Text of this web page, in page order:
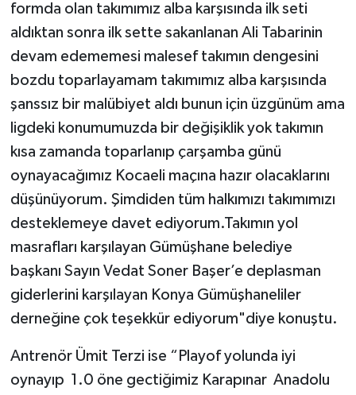
formda olan takımımız alba karşısında ilk seti
aldıktan sonra ilk sette sakanlanan Ali Tabarinin
devam edememesi malesef takımın dengesini
bozdu toparlayamam takımımız alba karşısında
şanssız bir malübiyet aldı bunun için üzgünüm ama
ligdeki konumumuzda bir değişiklik yok takımın
kısa zamanda toparlanıp çarşamba günü
oynayacağımız Kocaeli maçına hazır olacaklarını
düşünüyorum. Şimdiden tüm halkımızı takımımızı
desteklemeye davet ediyorum.Takımın yol
masrafları karşılayan Gümüşhane belediye
başkanı Sayın Vedat Soner Başer’e deplasman
giderlerini karşılayan Konya Gümüşhaneliler
derneğine çok teşekkür ediyorum"diye konuştu.
Antrenör Ümit Terzi ise “Playof yolunda iyi
oynayıp 1.0 öne gectiğimiz Karapınar Anadolu